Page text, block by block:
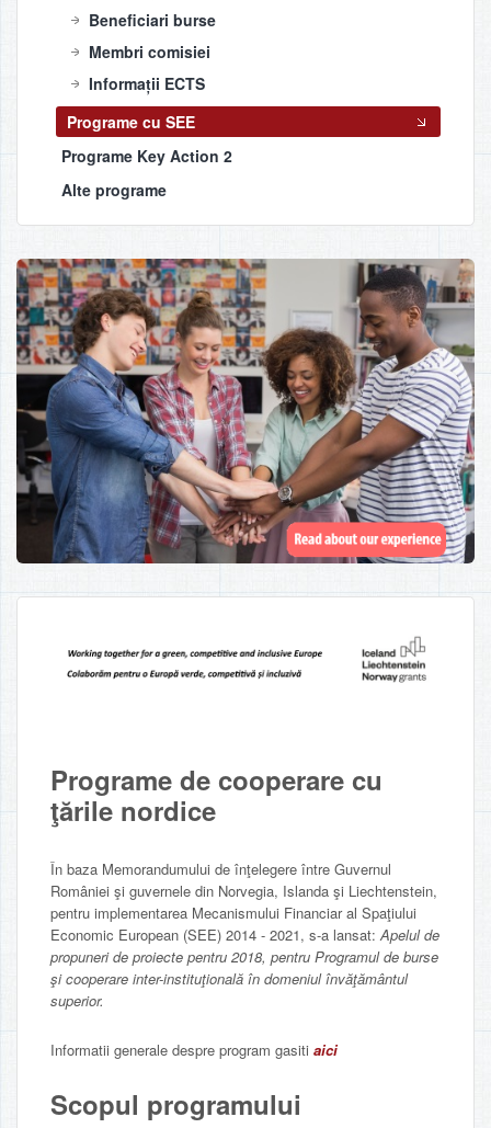
Beneficiari burse
Membri comisiei
Informații ECTS
Programe cu SEE
Programe Key Action 2
Alte programe
Programe de cooperare cu
ţările nordice
În baza Memorandumului de înţelegere între Guvernul
României şi guvernele din Norvegia, Islanda şi Liechtenstein,
pentru implementarea Mecanismului Financiar al Spaţiului
Economic European (SEE) 2014 - 2021, s-a lansat: Apelul de
propuneri de proiecte pentru 2018, pentru Programul de burse
şi cooperare inter-instituţională în domeniul învăţământul
superior.
Informatii generale despre program gasiti aici
Scopul programului